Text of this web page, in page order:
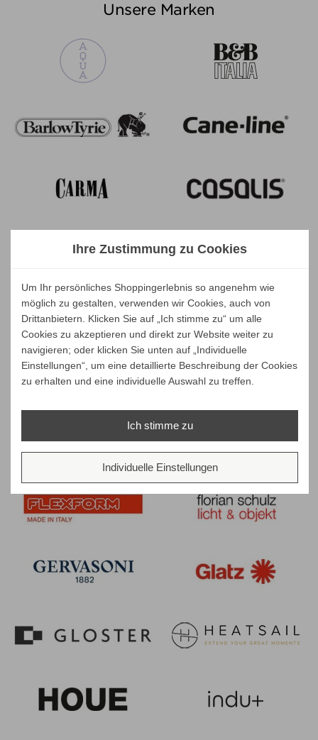
Unsere Marken
Ihre Zustimmung zu Cookies
Um Ihr persönliches Shoppingerlebnis so angenehm wie
möglich zu gestalten, verwenden wir Cookies, auch von
Drittanbietern. Klicken Sie auf „Ich stimme zu“ um alle
Cookies zu akzeptieren und direkt zur Website weiter zu
navigieren; oder klicken Sie unten auf „Individuelle
Einstellungen“, um eine detaillierte Beschreibung der Cookies
zu erhalten und eine individuelle Auswahl zu treffen.
Ich stimme zu
Individuelle Einstellungen